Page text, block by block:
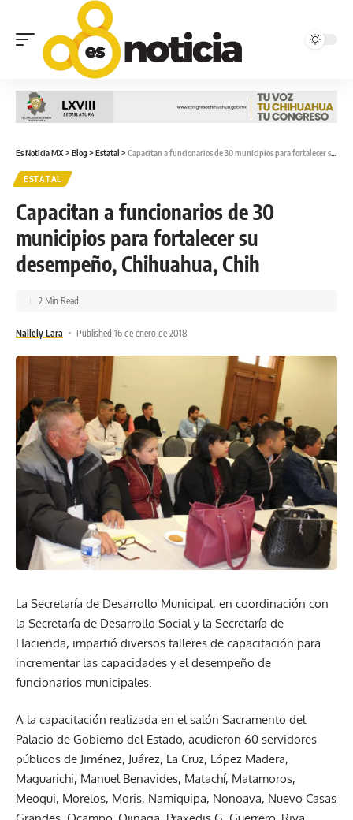
Es Noticia MX> Blog > Estatal > Capacitan a funcionarios de 30 municipios para fortalecer su desempeño, Chihuahua, Chih
ESTATAL
Capacitan a funcionarios de 30
municipios para fortalecer su
desempeño, Chihuahua, Chih
Nallely Lara Published 16 de enero de 2018
2 Min Read
La Secretaría de Desarrollo Municipal, en coordinación con
la Secretaría de Desarrollo Social y la Secretaría de
Hacienda, impartió diversos talleres de capacitación para
incrementar las capacidades y el desempeño de
funcionarios municipales.
A la capacitación realizada en el salón Sacramento del
Palacio de Gobierno del Estado, acudieron 60 servidores
públicos de Jiménez, Juárez, La Cruz, López Madera,
Maguarichi, Manuel Benavides, Matachí, Matamoros,
Meoqui, Morelos, Moris, Namiquipa, Nonoava, Nuevo Casas